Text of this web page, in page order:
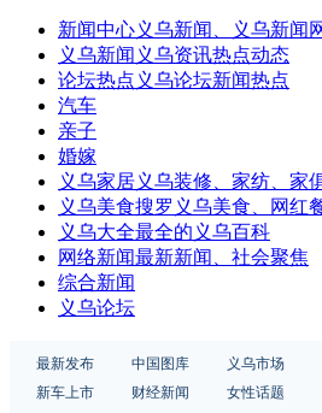
新闻中心义乌新闻、义乌新闻
义乌新闻 义乌资讯热点动态
论坛热点 义乌论坛新闻热点
汽车
亲子
婚嫁
义乌家居义乌装修、家纺、家
义乌美食搜罗义乌美食、网红
义乌大全最全的义乌百科
网络新闻最新新闻、社会聚焦
综合新闻
义乌论坛
最新发布 中国图库 义乌市场
新车上市
财经新闻 女性话题